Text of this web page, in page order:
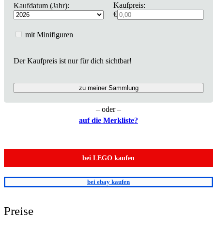
Kaufdatum (Jahr):
Kaufpreis:
€
Der Kaufpreis ist nur für dich sichtbar!
zu meiner Sammlung
mit Minifiguren
– oder –
auf die Merkliste?
bei LEGO kaufen
bei ebay kaufen
Preise